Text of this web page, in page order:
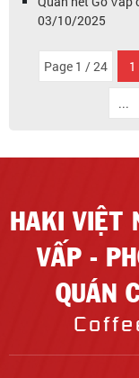
03/10/2025
Page 1 / 24 1
...
HAKI VIỆT
VẤP -
QUÁN